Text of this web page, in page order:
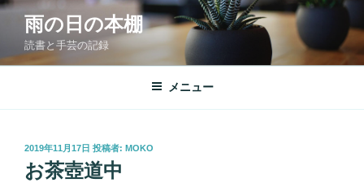
コ
ン
へ
雨の日の本棚
読書と手芸の記録
メニュー
投
稿
日:
2019年11月17日 投稿者: MOKO
お茶壺道中